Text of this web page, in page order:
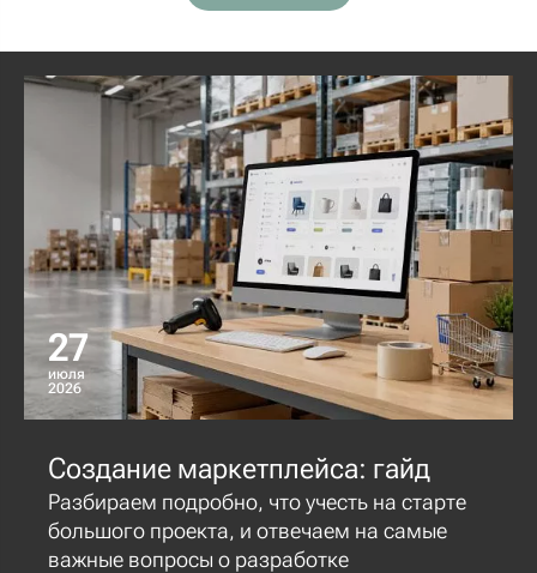
27
июля
2026
Создание маркетплейса: гайд
Разбираем подробно, что учесть на старте
большого проекта, и отвечаем на самые
важные вопросы о разработке